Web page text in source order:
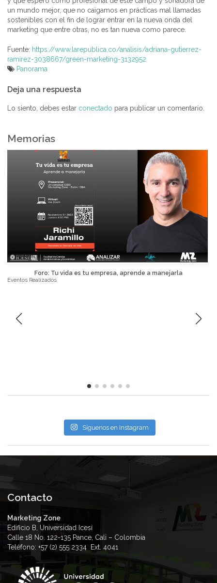
un mundo mejor, que no caigamos en prácticas mal llamadas
sostenibles con el fin de lograr entrar en la nueva onda del
marketing que entre otras, no es tan nueva como parece.
Fuente: https://www.larepublica.co/analisis/adriana-gutierrez-
ramirez-3038667/green-marketing-3132952
Panorama
de
entradas
Deja una respuesta
Lo siento, debes estar conectado para publicar un comentario.
Memorias
Foro: Tu vida es tu empresa, aprende a manejarla
Eventos Realizados
Síguenos en Instagram
Contacto
Marketing Zone
Edificio B, Universidad Icesi
Calle 18 No. 122-135 Pance, Cali – Colombia
Teléfono: +57 (2) 555 2334 Ext. 4041